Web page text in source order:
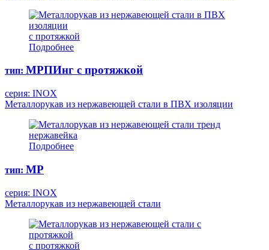
с протяжкой
Подробнее
тип: МРПИнг с протяжкой
серия: INOX
Металлорукав из нержавеющей стали в ПВХ изоляции
тренд
нержавейка
Подробнее
тип: МР
серия: INOX
Металлорукав из нержавеющей стали
с протяжкой